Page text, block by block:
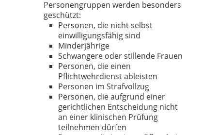
Personengruppen werden besonders
geschützt:
Personen, die nicht selbst
einwilligungsfähig sind
Minderjährige
Schwangere oder stillende Frauen
Personen, die einen
Pflichtwehrdienst ableisten
Personen im Strafvollzug
Personen, die aufgrund einer
gerichtlichen Entscheidung nicht
an einer klinischen Prüfung
teilnehmen dürfen